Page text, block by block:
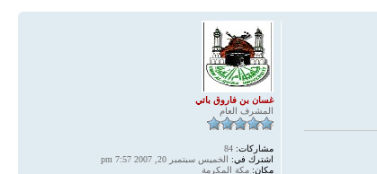
غسان بن فاروق باتي
المشرف العام
مشاركات:
اشترك في: الخميس سبتمبر 20, 2007 7:57 pm
مكان: مكة المكرمة